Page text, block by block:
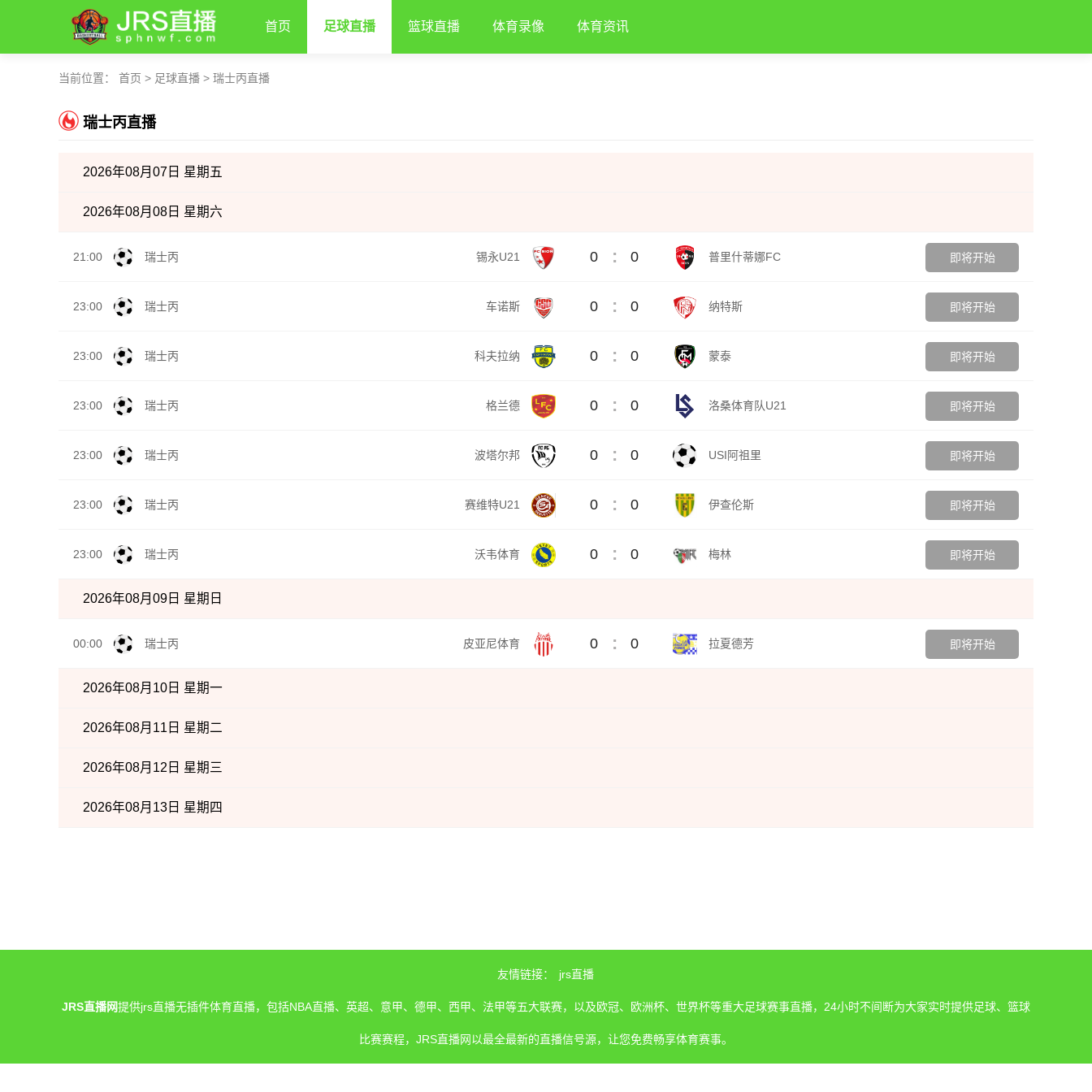
首页 足球直播 篮球直播 体育录像 体育资讯
当前位置： 首页 > 足球直播 > 瑞士丙直播
瑞士丙直播
2026年08月07日 星期五
2026年08月08日 星期六
21:00 瑞士丙 锡永U21 0 : 0 普里什蒂娜FC 即将开始
23:00 瑞士丙 车诺斯 0 : 0 纳特斯 即将开始
23:00 瑞士丙 科夫拉纳 0 : 0 蒙泰 即将开始
23:00 瑞士丙 格兰德 0 : 0 洛桑体育队U21 即将开始
23:00 瑞士丙 波塔尔邦 0 : 0 USI阿祖里 即将开始
23:00 瑞士丙 赛维特U21 0 : 0 伊查伦斯 即将开始
23:00 瑞士丙 沃韦体育 0 : 0 梅林 即将开始
2026年08月09日 星期日
00:00 瑞士丙 皮亚尼体育 0 : 0 拉夏德芳 即将开始
2026年08月10日 星期一
2026年08月11日 星期二
2026年08月12日 星期三
2026年08月13日 星期四
友情链接： jrs直播
JRS直播网提供jrs直播无插件体育直播，包括NBA直播、英超、意甲、德甲、西甲、法甲等五大联赛，以及欧冠、欧洲杯、世界杯等重大足球赛事直播，24小时不间断为大家实时提供足球、篮球
比赛赛程，JRS直播网以最全最新的直播信号源，让您免费畅享体育赛事。